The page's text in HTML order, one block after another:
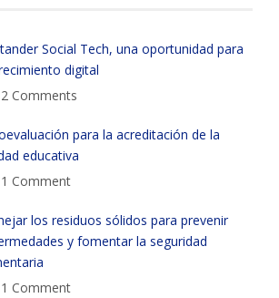
Social Tech, una oportunidad para
digital
2 Comments
para la acreditación de la
educativa
1 Comment
los residuos sólidos para prevenir
y fomentar la seguridad
1 Comment